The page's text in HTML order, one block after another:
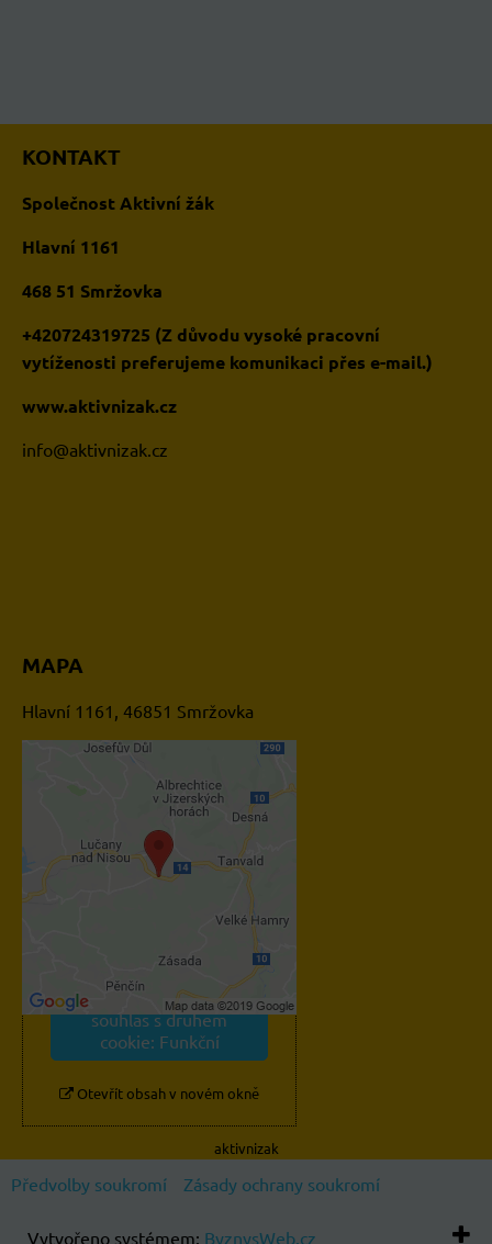
KONTAKT
Společnost Aktivní žák
Hlavní 1161
468 51 Smržovka
+420724319725 (Z důvodu vysoké pracovní
vytíženosti preferujeme komunikaci přes e-mail.)
www.aktivnizak.cz
info@aktivnizak.cz
MAPA
Hlavní 1161, 46851 Smržovka
Externí obsah je blokován
Volbami soukromí
Přejete si načíst externí
Povolit a zapamatovat -
souhlas s druhem
cookie: Funkční
Otevřít obsah v novém okně
aktivnizak
Předvolby soukromí Zásady ochrany soukromí
Vytvořeno systémem: ByznysWeb.cz